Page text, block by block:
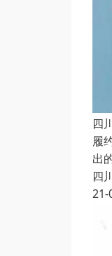
四
履
出
四
21-